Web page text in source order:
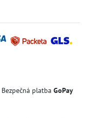
Bezpečná platba GoPay